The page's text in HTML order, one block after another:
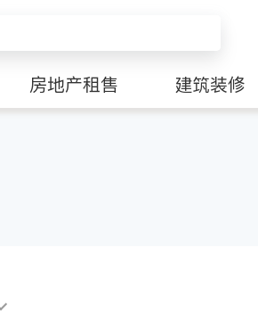
房地产租售 建筑装修